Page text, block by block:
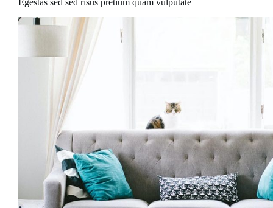
Egestas sed sed risus pretium quam vulputate